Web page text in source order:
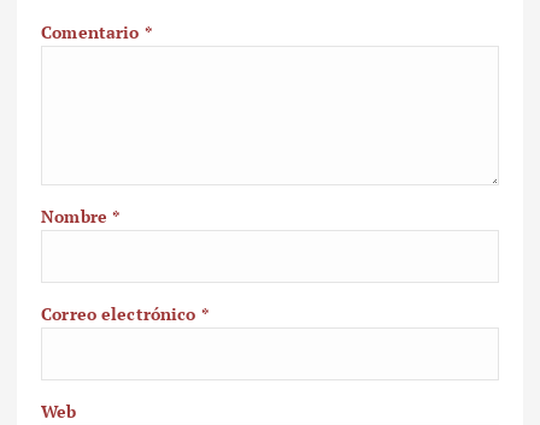
Comentario *
Nombre*
Correo electrónico *
Web